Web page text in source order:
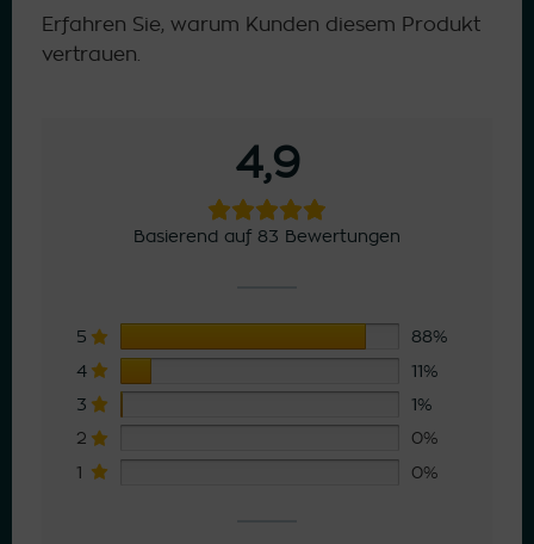
Erfahren Sie, warum Kunden diesem Produkt
vertrauen.
4,9
Basierend auf 83 Bewertungen
5
88%
4
11%
3
1%
2
0%
1
0%